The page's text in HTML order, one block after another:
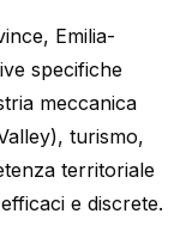
Emilia-
specifiche
meccanica
turismo,
territoriale
e discrete.